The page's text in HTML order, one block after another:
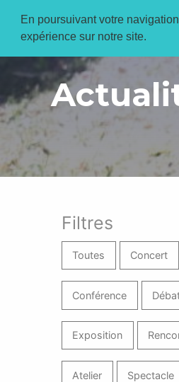
En poursuivant votre
expérience sur notre site.
Filtres
Toutes Concert
Conférence
Exposition
Atelier Spectacle